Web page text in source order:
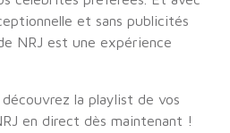
et sans publicités
NRJ est une expérience
la playlist de vos
en direct dès maintenant !